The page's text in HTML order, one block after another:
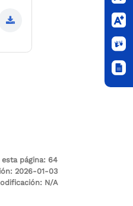
página: 64
2026-01-03
N/A